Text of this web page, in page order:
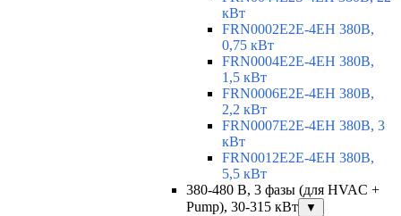
кВт
FRN0002E2E-4EH 380В,
0,75 кВт
FRN0004E2E-4EH 380В,
1,5 кВт
FRN0006E2E-4EH 380В,
2,2 кВт
FRN0007E2E-4EH 380В, 3
кВт
FRN0012E2E-4EH 380В,
5,5 кВт
380-480 В, 3 фазы (для HVAC +
Pump), 30-315 кВт
▼